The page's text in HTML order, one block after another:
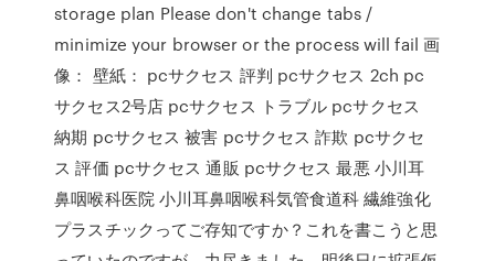
storage plan Please don't change tabs /
minimize your browser or the process will fail 画
像： 壁紙： pcサクセス 評判 pcサクセス 2ch pc
サクセス2号店 pcサクセス トラブル pcサクセス
納期 pcサクセス 被害 pcサクセス 詐欺 pcサクセ
ス 評価 pcサクセス 通販 pcサクセス 最悪 小川耳
鼻咽喉科医院 小川耳鼻咽喉科気管食道科 繊維強化
プラスチックってご存知ですか？これを書こうと思